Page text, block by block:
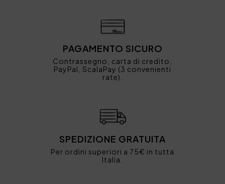
PAGAMENTO SICURO
Contrassegno, carta di credito,
PayPal, ScalaPay (3 convenienti
rate).
SPEDIZIONE GRATUITA
Per ordini superiori a 75€ in tutta
Italia.